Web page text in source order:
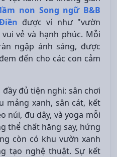
non Song ngữ B&B
được ví như "vườn
vẻ và hạnh phúc. Mỗi
ngập ánh sáng, được
đến cho các con cảm
đủ tiện nghi: sân chơi
mảng xanh, sân cát, kết
núi, đu dây, và yoga mỗi
thể chất hăng say, hứng
còn có khu vườn xanh
tạo nghệ thuật. Sự kết